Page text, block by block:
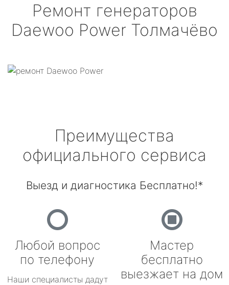
Ремонт генераторов
Daewoo Power Толмачёво
Преимущества
официального сервиса
Выезд и диагностика Бесплатно!*
Любой вопрос
по телефону
Наши специалисты дадут
Мастер
бесплатно
выезжает на дом